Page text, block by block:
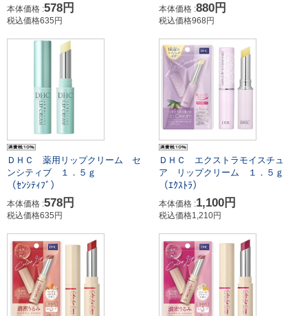
本体価格 :578円
税込価格635円
本体価格 :880円
税込価格968円
ＤＨＣ 薬用リップクリーム セ
ンシティブ １．５ｇ
（ｾﾝｼﾃｨﾌﾞ）
本体価格 :578円
税込価格635円
ＤＨＣ エクストラモイスチュ
ア リップクリーム １．５ｇ
（ｴｸｽﾄﾗ）
本体価格 :1,100円
税込価格1,210円